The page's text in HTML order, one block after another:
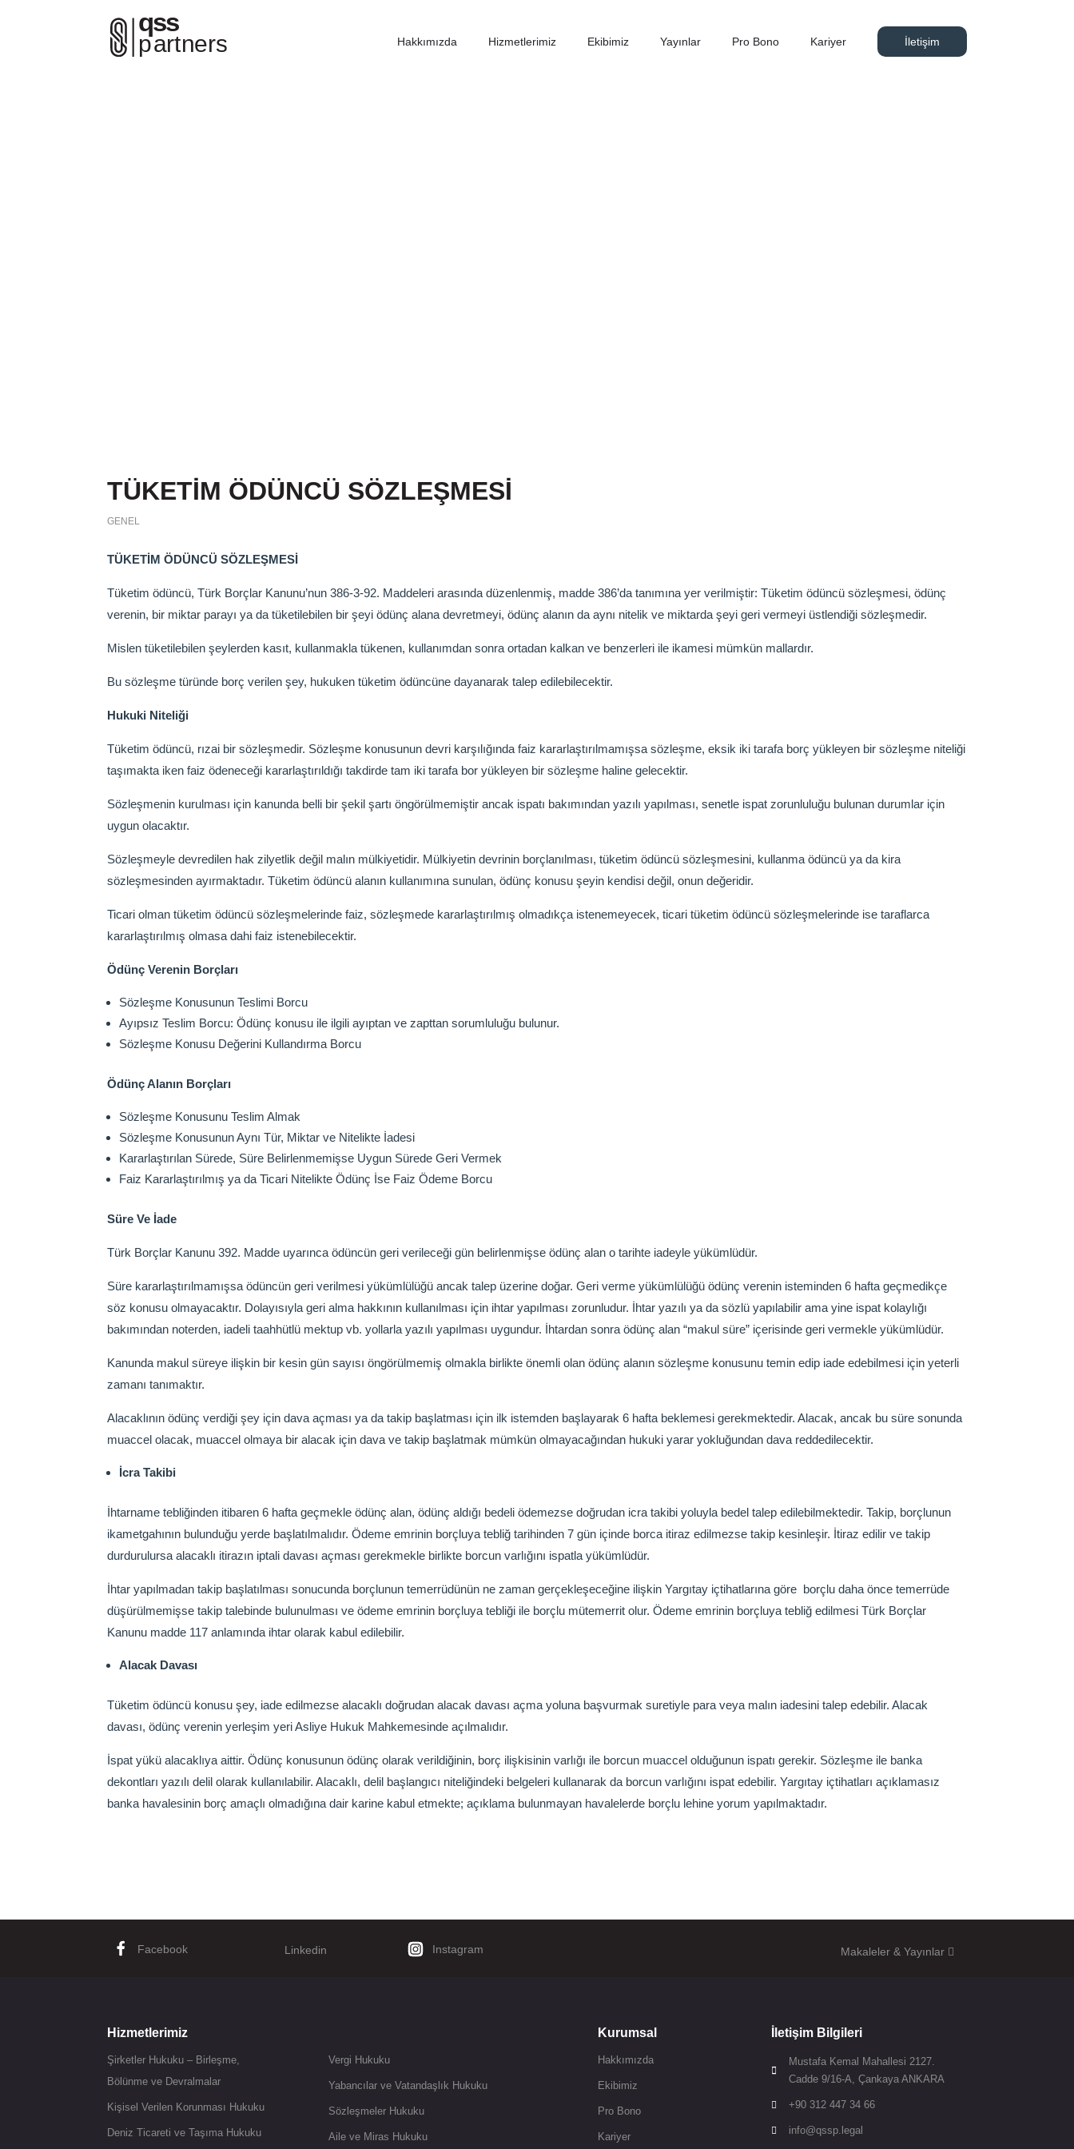
Hakkımızda Hizmetlerimiz Ekibimiz Yayınlar Pro Bono Kariyer İletişim
TÜKETİM ÖDÜNCÜ SÖZLEŞMESİ
GENEL
TÜKETİM ÖDÜNCÜ SÖZLEŞMESİ
Tüketim ödüncü, Türk Borçlar Kanunu’nun 386-3-92. Maddeleri arasında düzenlenmiş, madde 386’da tanımına yer verilmiştir: Tüketim ödüncü sözleşmesi, ödünç
verenin, bir miktar parayı ya da tüketilebilen bir şeyi ödünç alana devretmeyi, ödünç alanın da aynı nitelik ve miktarda şeyi geri vermeyi üstlendiği sözleşmedir.
Mislen tüketilebilen şeylerden kasıt, kullanmakla tükenen, kullanımdan sonra ortadan kalkan ve benzerleri ile ikamesi mümkün mallardır.
Bu sözleşme türünde borç verilen şey, hukuken tüketim ödüncüne dayanarak talep edilebilecektir.
Hukuki Niteliği
Tüketim ödüncü, rızai bir sözleşmedir. Sözleşme konusunun devri karşılığında faiz kararlaştırılmamışsa sözleşme, eksik iki tarafa borç yükleyen bir sözleşme niteliği
taşımakta iken faiz ödeneceği kararlaştırıldığı takdirde tam iki tarafa bor yükleyen bir sözleşme haline gelecektir.
Sözleşmenin kurulması için kanunda belli bir şekil şartı öngörülmemiştir ancak ispatı bakımından yazılı yapılması, senetle ispat zorunluluğu bulunan durumlar için
uygun olacaktır.
Sözleşmeyle devredilen hak zilyetlik değil malın mülkiyetidir. Mülkiyetin devrinin borçlanılması, tüketim ödüncü sözleşmesini, kullanma ödüncü ya da kira
sözleşmesinden ayırmaktadır. Tüketim ödüncü alanın kullanımına sunulan, ödünç konusu şeyin kendisi değil, onun değeridir.
Ticari olman tüketim ödüncü sözleşmelerinde faiz, sözleşmede kararlaştırılmış olmadıkça istenemeyecek, ticari tüketim ödüncü sözleşmelerinde ise taraflarca
kararlaştırılmış olmasa dahi faiz istenebilecektir.
Ödünç Verenin Borçları
Sözleşme Konusunun Teslimi Borcu
Ayıpsız Teslim Borcu: Ödünç konusu ile ilgili ayıptan ve zapttan sorumluluğu bulunur.
Sözleşme Konusu Değerini Kullandırma Borcu
Ödünç Alanın Borçları
Sözleşme Konusunu Teslim Almak
Sözleşme Konusunun Aynı Tür, Miktar ve Nitelikte İadesi
Kararlaştırılan Sürede, Süre Belirlenmemişse Uygun Sürede Geri Vermek
Faiz Kararlaştırılmış ya da Ticari Nitelikte Ödünç İse Faiz Ödeme Borcu
Süre Ve İade
Türk Borçlar Kanunu 392. Madde uyarınca ödüncün geri verileceği gün belirlenmişse ödünç alan o tarihte iadeyle yükümlüdür.
Süre kararlaştırılmamışsa ödüncün geri verilmesi yükümlülüğü ancak talep üzerine doğar. Geri verme yükümlülüğü ödünç verenin isteminden 6 hafta geçmedikçe
söz konusu olmayacaktır. Dolayısıyla geri alma hakkının kullanılması için ihtar yapılması zorunludur. İhtar yazılı ya da sözlü yapılabilir ama yine ispat kolaylığı
bakımından noterden, iadeli taahhütlü mektup vb. yollarla yazılı yapılması uygundur. İhtardan sonra ödünç alan “makul süre” içerisinde geri vermekle yükümlüdür.
Kanunda makul süreye ilişkin bir kesin gün sayısı öngörülmemiş olmakla birlikte önemli olan ödünç alanın sözleşme konusunu temin edip iade edebilmesi için yeterli
zamanı tanımaktır.
Alacaklının ödünç verdiği şey için dava açması ya da takip başlatması için ilk istemden başlayarak 6 hafta beklemesi gerekmektedir. Alacak, ancak bu süre sonunda
muaccel olacak, muaccel olmaya bir alacak için dava ve takip başlatmak mümkün olmayacağından hukuki yarar yokluğundan dava reddedilecektir.
İcra Takibi
İhtarname tebliğinden itibaren 6 hafta geçmekle ödünç alan, ödünç aldığı bedeli ödemezse doğrudan icra takibi yoluyla bedel talep edilebilmektedir. Takip, borçlunun
ikametgahının bulunduğu yerde başlatılmalıdır. Ödeme emrinin borçluya tebliğ tarihinden 7 gün içinde borca itiraz edilmezse takip kesinleşir. İtiraz edilir ve takip
durdurulursa alacaklı itirazın iptali davası açması gerekmekle birlikte borcun varlığını ispatla yükümlüdür.
İhtar yapılmadan takip başlatılması sonucunda borçlunun temerrüdünün ne zaman gerçekleşeceğine ilişkin Yargıtay içtihatlarına göre borçlu daha önce temerrüde
düşürülmemişse takip talebinde bulunulması ve ödeme emrinin borçluya tebliği ile borçlu mütemerrit olur. Ödeme emrinin borçluya tebliğ edilmesi Türk Borçlar
Kanunu madde 117 anlamında ihtar olarak kabul edilebilir.
Alacak Davası
Tüketim ödüncü konusu şey, iade edilmezse alacaklı doğrudan alacak davası açma yoluna başvurmak suretiyle para veya malın iadesini talep edebilir. Alacak
davası, ödünç verenin yerleşim yeri Asliye Hukuk Mahkemesinde açılmalıdır.
İspat yükü alacaklıya aittir. Ödünç konusunun ödünç olarak verildiğinin, borç ilişkisinin varlığı ile borcun muaccel olduğunun ispatı gerekir. Sözleşme ile banka
dekontları yazılı delil olarak kullanılabilir. Alacaklı, delil başlangıcı niteliğindeki belgeleri kullanarak da borcun varlığını ispat edebilir. Yargıtay içtihatları açıklamasız
banka havalesinin borç amaçlı olmadığına dair karine kabul etmekte; açıklama bulunmayan havalelerde borçlu lehine yorum yapılmaktadır.
Facebook Linkedin Instagram Makaleler & Yayınlar
Hizmetlerimiz
Şirketler Hukuku – Birleşme,
Bölünme ve Devralmalar
Kişisel Verilen Korunması Hukuku
Deniz Ticareti ve Taşıma Hukuku
Vergi Hukuku
Yabancılar ve Vatandaşlık Hukuku
Sözleşmeler Hukuku
Aile ve Miras Hukuku
Kurumsal
Hakkımızda
Ekibimiz
Pro Bono
Kariyer
İletişim Bilgileri

Mustafa Kemal Mahallesi 2127.
Cadde 9/16-A, Çankaya ANKARA
 +90 312 447 34 66
 info@qssp.legal